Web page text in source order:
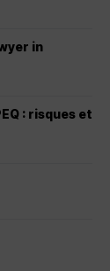
in
: risques et